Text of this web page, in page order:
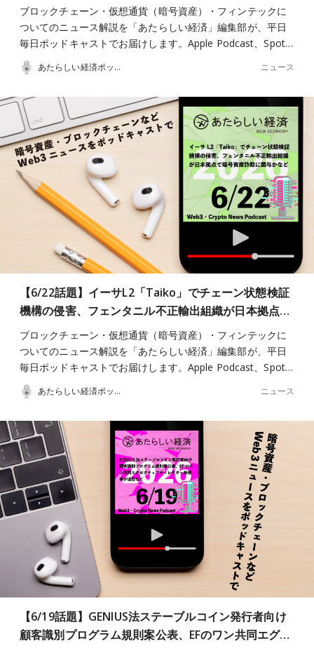
ブロックチェーン・仮想通貨（暗号資産）・フィンテックに
ついてのニュース解説を「あたらしい経済」編集部が、平日
毎日ポッドキャストでお届けします。Apple Podcast、Spot…
あたらしい経済ポッドキャスト ニュース
【6/22話題】イーサL2「Taiko」でチェーン状態検証
機構の侵害、フェンタニル不正輸出組織が日本拠点…
ブロックチェーン・仮想通貨（暗号資産）・フィンテックに
ついてのニュース解説を「あたらしい経済」編集部が、平日
毎日ポッドキャストでお届けします。Apple Podcast、Spot…
あたらしい経済ポッドキャスト ニュース
【6/19話題】GENIUS法ステーブルコイン発行者向け
顧客識別プログラム規則案公表、EFのワン共同エグ…